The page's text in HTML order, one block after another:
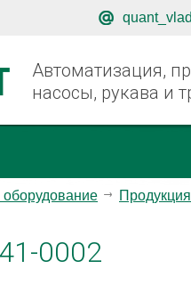
Автоматизация,
насосы, рукава и
0002